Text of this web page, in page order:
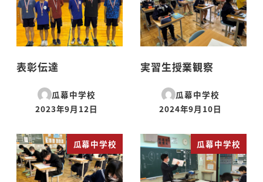
表彰伝達
瓜幕中学校
投稿日
2023年9月12日
実習生授業観察
瓜幕中学校
投稿日
2024年9月10日
瓜幕中学校 瓜幕中学校